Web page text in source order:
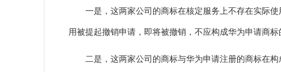
一是，这两家公司的商标在核定服务上不存在实际使
用被提起撤销申请，即将被撤销，不应构成华为申请商标
二是，这两家公司的商标与华为申请注册的商标在构